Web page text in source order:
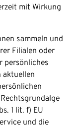
mit Wirkung
sammeln und
Filialen oder
persönliches
aktuellen
1 lit. f) EU
und die